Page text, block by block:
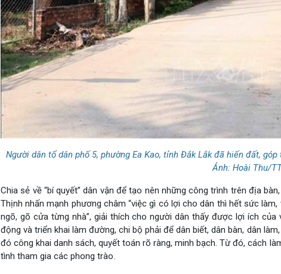
Người dân tổ dân phố 5, phường Ea Kao, tỉnh Đắk Lắk đã hiến đất,
Ảnh: Hoài Thu/
Chia sẻ về “bí quyết” dân vận để tạo nên những công trình trên địa
Thịnh nhấn mạnh phương châm “việc gì có lợi cho dân thì hết sức
ngõ, gõ cửa từng nhà”, giải thích cho người dân thấy được lợi ích
động và triển khai làm đường, chi bộ phải để dân biết, dân bàn, dân
đó công khai danh sách, quyết toán rõ ràng, minh bạch. Từ đó, cách
tình tham gia các phong trào.